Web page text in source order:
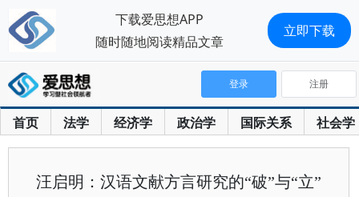
首页 法学 经济学 政治学 国际关系 社会学
登录 注册
汪启明：汉语文献方言研究的“破”与“立”
下载爱思想APP
随时随地阅读精品文章
立即下载